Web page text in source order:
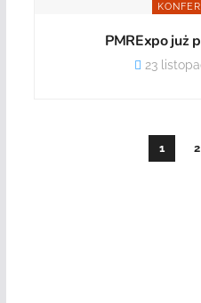
PMRExpo już
23
1 2